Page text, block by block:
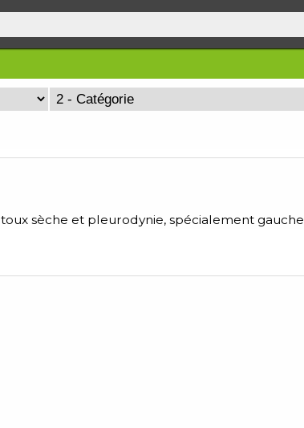
sèche et pleurodynie, spécialement gauche